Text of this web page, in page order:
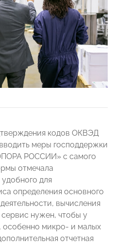
кодов ОКВЭД
меры господдержки
РОССИИ» с самого
отмечала
для
определения основного
вычисления
нужен, чтобы у
особенно микро- и малых
отчетная